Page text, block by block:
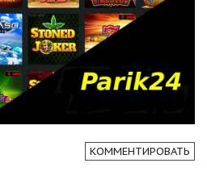
КОММЕНТИРОВАТЬ